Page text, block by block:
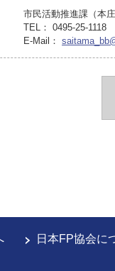
市民活動推進課（本庄
TEL： 0495-25-1118
E-Mail：
日本FP協会に